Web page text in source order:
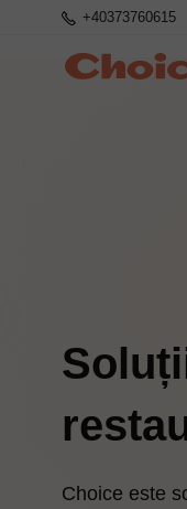
+40373760615
Choice este